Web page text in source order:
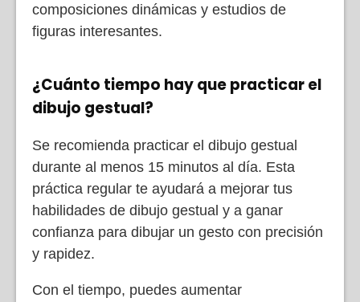
composiciones dinámicas y estudios de
figuras interesantes.
¿Cuánto tiempo hay que practicar el
dibujo gestual?
Se recomienda practicar el dibujo gestual
durante al menos 15 minutos al día. Esta
práctica regular te ayudará a mejorar tus
habilidades de dibujo gestual y a ganar
confianza para dibujar un gesto con precisión
y rapidez.
Con el tiempo, puedes aumentar